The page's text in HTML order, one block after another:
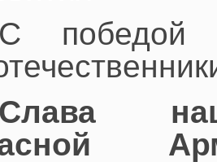
С победой
Слава